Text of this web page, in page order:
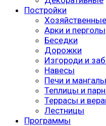
Постройки
Хозяйственные
Арки и перголы
Беседки
Дорожки
Изгороди и
Навесы
Печи и мангалы
Теплицы и
Террасы и
Лестницы
Программы